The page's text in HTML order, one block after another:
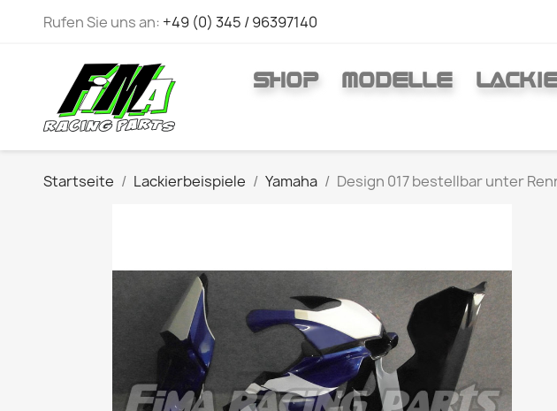
Rufen Sie uns an: +49 (0) 345 / 96397140
SHOP MODELLE
Startseite Lackierbeispiele Yamaha Design 017 bestellbar unter